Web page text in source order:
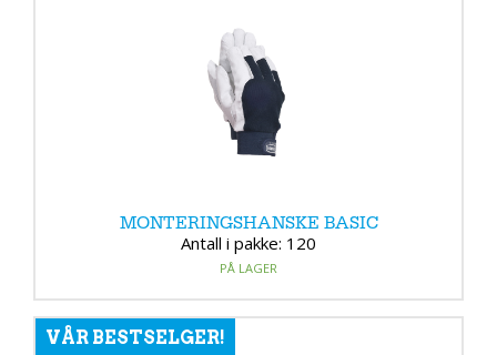
MONTERINGSHANSKE BASIC
Antall i pakke: 120
PÅ LAGER
VÅR BESTSELGER!